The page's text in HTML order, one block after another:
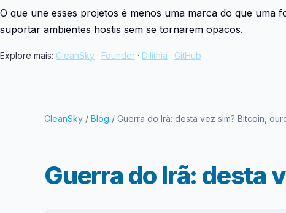
O que une esses projetos é menos uma marca do que uma
suportar ambientes hostis sem se tornarem opacos.
Explore mais: CleanSky · Founder · Dilithia · GitHub
CleanSky / Blog / Guerra do Irã: desta vez sim? Bitcoin,
Guerra do Irã: desta